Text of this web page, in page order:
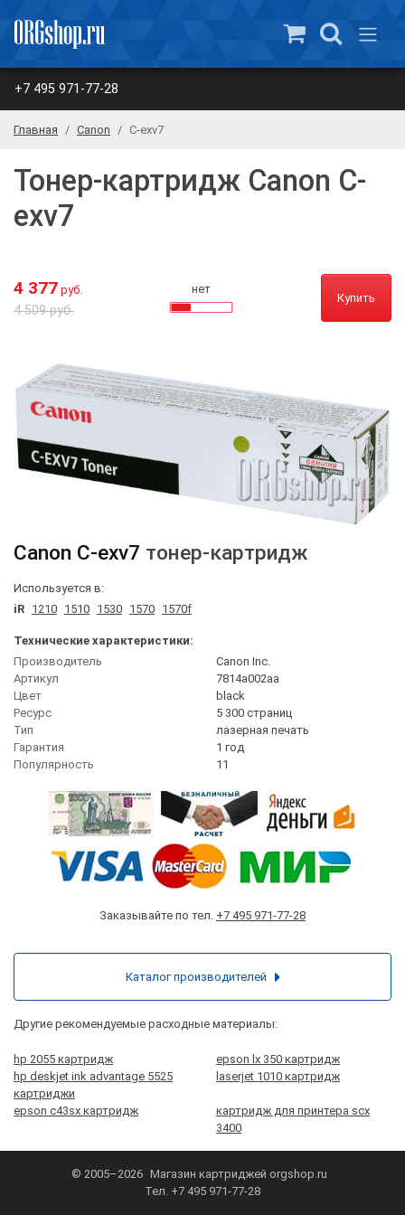
+7 495 971-77-28
Главная Canon C-exv7
Тонер-картридж Canon C-
exv7
4 377 руб.
4 509 руб.
нет
Купить
Canon C-exv7 тонер-картридж
Используется в:
iR 1210 1510 1530 1570 1570f
Технические характеристики:
Производитель
Canon Inc.
Артикул
7814a002aa
Цвет
black
Ресурс
5 300 страниц
Тип
лазерная печать
Гарантия
1 год
Популярность
11
Заказывайте по тел. +7 495 971-77-28
Другие рекомендуемые расходные материалы:
hp 2055 картридж
epson lx 350 картридж
hp deskjet ink advantage 5525
картриджи
laserjet 1010 картридж
epson c43sx картридж
картридж для принтера scx
3400
© 2005–2026 Магазин картриджей orgshop.ru
Тел. +7 495 971-77-28